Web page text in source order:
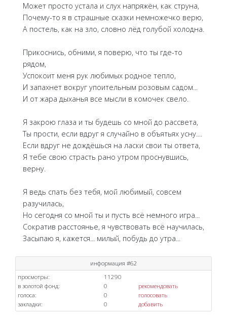
Может просто устала и слух напряжён, как струна,
Почему-то я в страшные сказки немножечко верю,
А постель, как на зло, словно лёд голубой холодна.
Прикоснись, обними, я поверю, что ты где-то
рядом,
Успокоит меня рук любимых родное тепло,
И запахнет вокруг упоительным розовым садом...
И от жара дыханья все мысли в комочек свело.
Я закрою глаза и ты будешь со мной до рассвета,
Ты прости, если вдруг я случайно в объятьях усну....
Если вдруг не дождёшься на ласки свои ты ответа,
Я тебе свою страсть рано утром проснувшись,
верну.
Я ведь спать без тебя, мой любимый, совсем
разучилась,
Но сегодня со мной ты и пусть всё немного игра...
Сократив расстоянье, я чувствовать всё научилась,
Засыпаю я, кажется... милый, побудь до утра...
информация #62
просмотры:
11290
в золотой фонд:
0
рекомендовать
голоса:
0
голосовать
закладки:
0 добавить